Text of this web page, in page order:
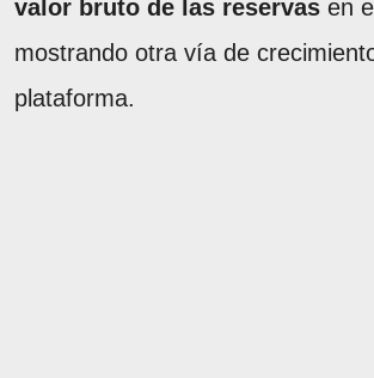
valor bruto de las reservas en
mostrando otra vía de
plataforma.